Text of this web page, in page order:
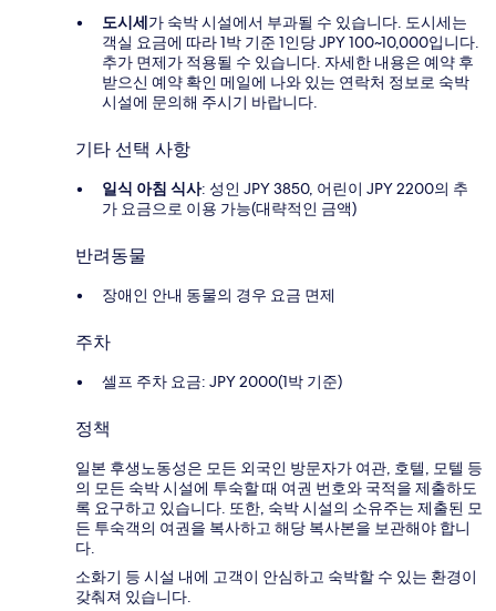
도시세가 숙박 시설에서 부과될 수 있습니다. 도시세는
객실 요금에 따라 1박 기준 1인당 JPY 100~10,000입니다.
추가 면제가 적용될 수 있습니다. 자세한 내용은 예약 후
받으신 예약 확인 메일에 나와 있는 연락처 정보로 숙박
시설에 문의해 주시기 바랍니다.
기타 선택 사항
일식 아침 식사: 성인 JPY 3850, 어린이 JPY 2200의 추
가 요금으로 이용 가능(대략적인 금액)
반려동물
장애인 안내 동물의 경우 요금 면제
주차
셀프 주차 요금: JPY 2000(1박 기준)
정책
일본 후생노동성은 모든 외국인 방문자가 여관, 호텔, 모텔 등
의 모든 숙박 시설에 투숙할 때 여권 번호와 국적을 제출하도
록 요구하고 있습니다. 또한, 숙박 시설의 소유주는 제출된 모
든 투숙객의 여권을 복사하고 해당 복사본을 보관해야 합니
다.
소화기 등 시설 내에 고객이 안심하고 숙박할 수 있는 환경이
갖춰져 있습니다.